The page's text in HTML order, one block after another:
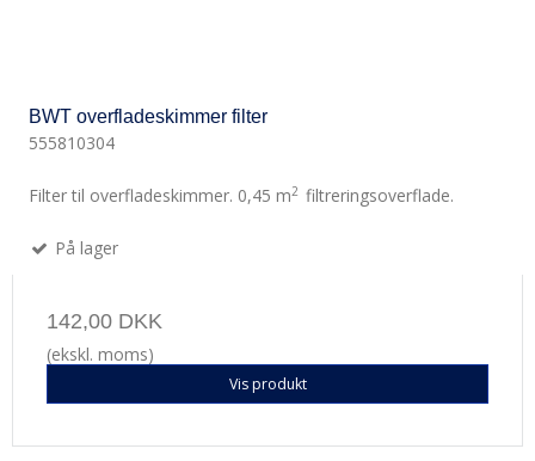
BWT overfladeskimmer filter
555810304
Filter til overfladeskimmer. 0,45 m2 filtreringsoverflade.
På lager
142,00 DKK
(ekskl. moms)
Vis produkt